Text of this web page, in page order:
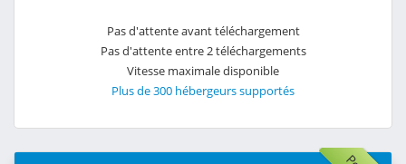
Pas d'attente avant téléchargement
Pas d'attente entre 2 téléchargements
Vitesse maximale disponible
Plus de 300 hébergeurs supportés